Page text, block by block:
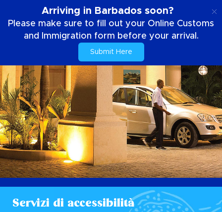
Arriving in Barbados soon?
Please make sure to fill out your Online Customs
and Immigration form before your arrival.
Submit Here
Servizi di accessibilità